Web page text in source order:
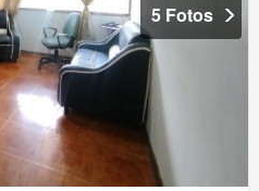
5 Fotos